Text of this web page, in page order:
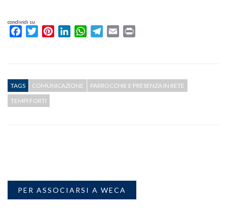
condividi su
FacebookTwitterPinterestLinkedInWhatsAppTelegram
Email
TAGS COMUNICAZIONE
PARROCCHIE E PRESENZA IN RETE
TEMPI FORTI
PER ASSOCIARSI A WECA